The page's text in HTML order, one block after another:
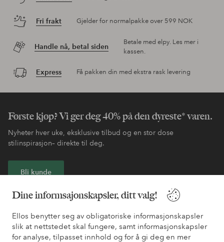
Dine informsajonskapsler, ditt valg!
Ellos benytter seg av obligatoriske informasjonskapsler
slik at nettstedet skal fungere, samt informasjonskapsler
for analyse, tilpasset innhold og for å gi deg en mer
Fri frakt Gjelder for normalpakke over 599 NOK
Handle nå, betal siden
Betale med elpy. Les mer i
kassen.
Express Få pakken din med ekstra rask levering
Første kjøp? Vi ger deg 40% på den dyreste* varen.
Nyheter hver uke, eksklusive tilbud og en stor dose
stilinspirasjon– direkte til deg.
Bli kunde
* Se tilbudsvilkår ved registrering
Trenger du hjelp?